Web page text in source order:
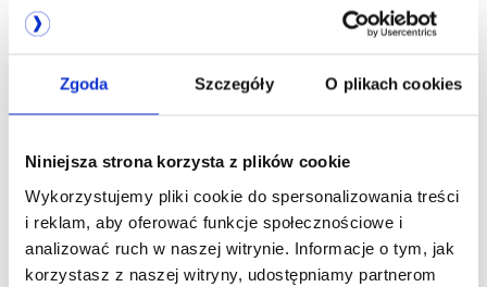
Zgoda Szczegóły O plikach cookies
Niniejsza strona korzysta z plików cookie
Wykorzystujemy pliki cookie do spersonalizowania treści
i reklam, aby oferować funkcje społecznościowe i
analizować ruch w naszej witrynie. Informacje o tym, jak
korzystasz z naszej witryny, udostępniamy partnerom
Spółka notowana
na GPW